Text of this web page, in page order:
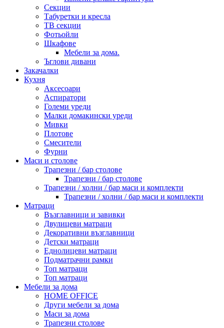
Секции
Табуретки и кресла
ТВ секции
Фотьойли
Шкафове
Мебели за дома.
Ъглови дивани
Закачалки
Кухня
Аксесоари
Аспиратори
Големи уреди
Малки домакински уреди
Мивки
Плотове
Смесители
Фурни
Маси и столове
Трапезни / бар столове
Трапезни / бар столове
Трапезни / холни / бар маси и комплекти
Трапезни / холни / бар маси и комплекти
Матраци
Възглавници и завивки
Двулицеви матраци
Декоративни възглавници
Детски матраци
Еднолицеви матраци
Подматрачни рамки
Топ матраци
Топ матраци
Мебели за дома
HOME OFFICE
Други мебели за дома
Маси за дома
Трапезни столове